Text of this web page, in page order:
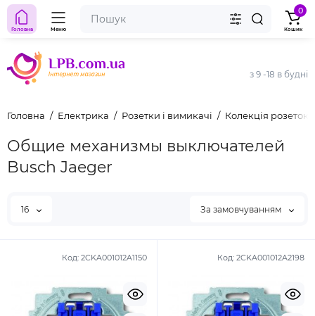
з 9 -18 в будні
Головна Меню
0
Кошик
Головна Електрика Розетки і вимикачі Колекція розеток
Общие механизмы выключателей
Busch Jaeger
16 За замовчуванням
Код: 2CKA001012A1150 Код: 2CKA001012A2198